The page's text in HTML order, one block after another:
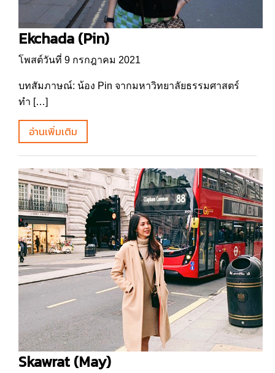
Ekchada (Pin)
โพสต์วันที่ 9 กรกฎาคม 2021
บทสัมภาษณ์: น้อง Pin จากมหาวิทยาลัยธรรมศาสตร์
ทำ […]
อ่านเพิ่มเติม
Skawrat (May)